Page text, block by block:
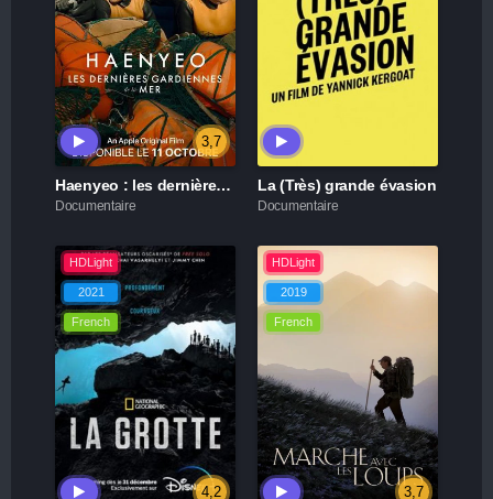
3,7
Haenyeo : les dernières gardiennes de la mer
Documentaire
La (Très) grande évasion
Documentaire
HDLight
2021
French
4,2
HDLight
2019
French
3,7